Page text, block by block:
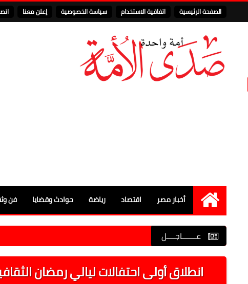
الصفحة الرئيسية اتفاقية الاستخدام سياسة الخصوصية إعلن معنا
الرئيسية
أخبار مصر اقتصاد رياضة حوادث وقضايا فن
عـــــــاجــــل
انطلاق أولى احتفالات ليالي رمضان